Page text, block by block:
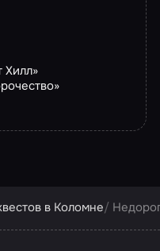
Хилл»
в Коломне